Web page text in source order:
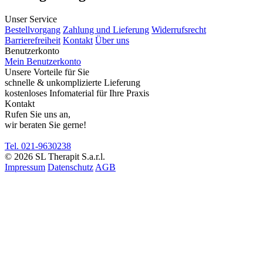
Unser Service
Bestellvorgang Zahlung und Lieferung Widerrufsrecht
Barrierefreiheit Kontakt Über uns
Benutzerkonto
Mein Benutzerkonto
Unsere Vorteile für Sie
schnelle & unkomplizierte Lieferung
kostenloses Infomaterial für Ihre Praxis
Kontakt
Rufen Sie uns an,
wir beraten Sie gerne!
Tel. 021-9630238
© 2026 SL Therapit S.a.r.l.
Impressum Datenschutz AGB